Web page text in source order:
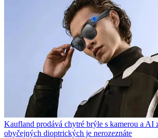
Kaufland prodává chytré brýle s kamerou a AI
obyčejných dioptrických je nerozeznáte